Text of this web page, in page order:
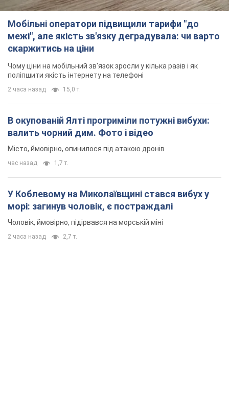
Мобільні оператори підвищили тарифи "до
межі", але якість зв'язку деградувала: чи варто
скаржитись на ціни
Чому ціни на мобільний зв'язок зросли у кілька разів і як
поліпшити якість інтернету на телефоні
2 часа назад 15,0 т.
В окупованій Ялті прогриміли потужні вибухи:
валить чорний дим. Фото і відео
Місто, ймовірно, опинилося під атакою дронів
час назад 1,7 т.
У Коблевому на Миколаївщині стався вибух у
морі: загинув чоловік, є постраждалі
Чоловік, ймовірно, підірвався на морській міні
2 часа назад 2,7 т.